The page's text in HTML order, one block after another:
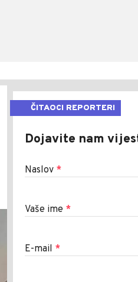
ČITAOCI REPORTERI
Dojavite nam
Naslov *
Vaše ime *
E-mail *